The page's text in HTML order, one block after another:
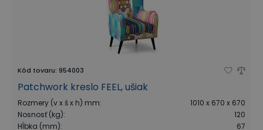
Kód tovaru: 954003
Patchwork kreslo FEEL, ušiak
Rozmery (v x š x h) mm:
1010 x 670 x 670
Nosnosť (kg):
120
Hĺbka (mm): 67